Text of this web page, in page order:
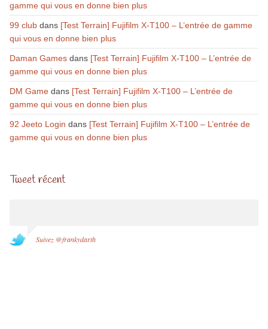
gamme qui vous en donne bien plus
99 clubdans [Test Terrain] Fujifilm X-T100 – L’entrée de gamme
qui vous en donne bien plus
Daman Gamesdans [Test Terrain] Fujifilm X-T100 – L’entrée de
gamme qui vous en donne bien plus
DM Gamedans [Test Terrain] Fujifilm X-T100 – L’entrée de
gamme qui vous en donne bien plus
92 Jeeto Login dans [Test Terrain] Fujifilm X-T100 – L’entrée de
gamme qui vous en donne bien plus
Tweet récent
Suivez @frankydarth